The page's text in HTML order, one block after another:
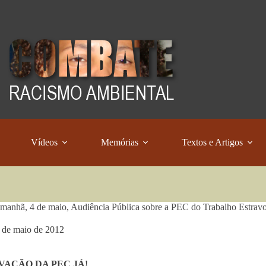
Vídeos Memórias Textos e Artigos
4 de maio, Audiência Pública sobre a PEC do Trabalho
maio de 2012
DA PEC JÁ!